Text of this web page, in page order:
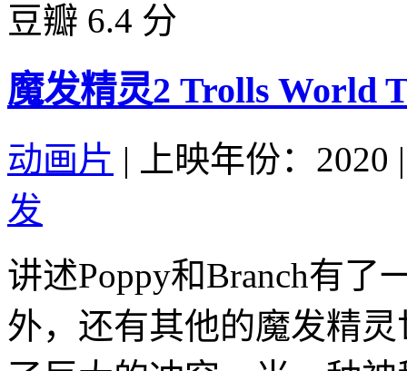
豆瓣 6.4 分
魔发精灵2 Trolls World
动画片 | 上映年份：2020 |
发
讲述Poppy和Branch有
外，还有其他的魔发精